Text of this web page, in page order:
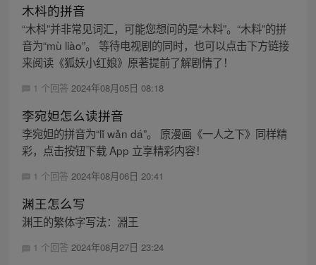
木枓的拼音
“木枓”并非常见词汇，可能您想问的是“木料”。“木料”的拼
音为“mù liào”。 等待电视剧的同时，也可以点击下方链接
来阅读《狐妖小红娘》原著提前了解剧情了！
1 个回答 2024年08月05日 08:18
李宛妲怎么读拼音
李宛妲的拼音为“lǐ wǎn dá”。 原漫画《一人之下》同样精
彩，点击按钮下载 App 立享精彩内容！
1 个回答 2024年08月06日 20:41
渊王怎么写
渊王的繁体字写法：淵王
1 个回答 2024年08月27日 23:24